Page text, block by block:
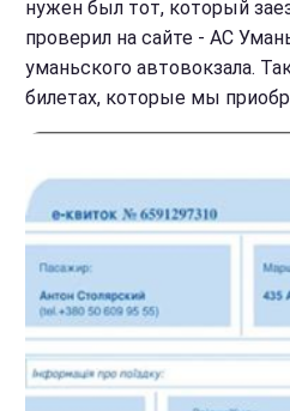
нужен был тот, который
проверил на сайте - АС
уманьского автовокзала.
билетах, которые мы